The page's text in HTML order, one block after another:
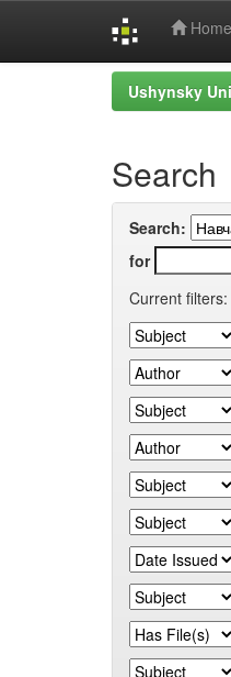
Home
Ushynsky
Search
Search:
for
Current filters: